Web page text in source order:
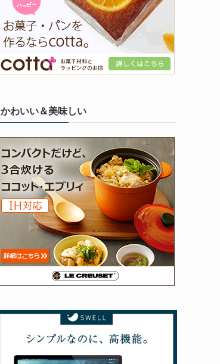
かわいい＆美味しい